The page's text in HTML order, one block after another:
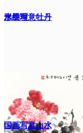
形纹理
水墨写意牡丹
国画写意山水